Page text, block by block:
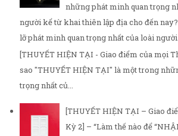
những phát minh quan trọng
người kể từ khai thiên lập địa cho đến
lỡ phát minh quan trọng nhất của loài
[THUYẾT HIỆN TẠI - Giao điểm của mọi
sao "THUYẾT HIỆN TẠI" là một trong
trọng nhất củ...
[THUYẾT HIỆN TẠI – Giao
Kỳ 2] – “Làm thế nào để